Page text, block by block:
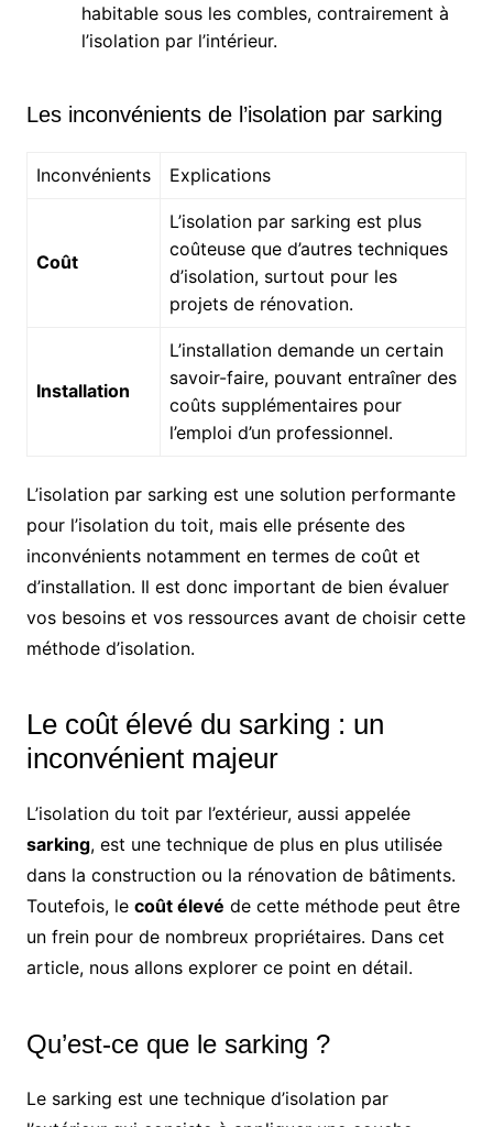
habitable sous les combles, contrairement à
l’isolation par l’intérieur.
Les inconvénients de l’isolation par sarking
Inconvénients Explications
Coût
L’isolation par sarking est plus
coûteuse que d’autres techniques
d’isolation, surtout pour les
projets de rénovation.
Installation
L’installation demande un certain
savoir-faire, pouvant entraîner des
coûts supplémentaires pour
l’emploi d’un professionnel.
L’isolation par sarking est une solution performante
pour l’isolation du toit, mais elle présente des
inconvénients notamment en termes de coût et
d’installation. Il est donc important de bien évaluer
vos besoins et vos ressources avant de choisir cette
méthode d’isolation.
Le coût élevé du sarking : un
inconvénient majeur
L’isolation du toit par l’extérieur, aussi appelée
sarking, est une technique de plus en plus utilisée
dans la construction ou la rénovation de bâtiments.
Toutefois, le coût élevé de cette méthode peut être
un frein pour de nombreux propriétaires. Dans cet
article, nous allons explorer ce point en détail.
Qu’est-ce que le sarking ?
Le sarking est une technique d’isolation par